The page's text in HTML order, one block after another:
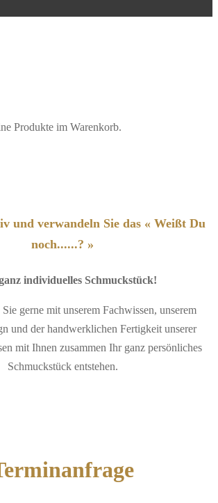
Produkte im Warenkorb.
und verwandeln Sie das « Weißt Du
noch......? »
individuelles Schmuckstück!
gerne mit unserem Fachwissen, unserem
und der handwerklichen Fertigkeit unserer
mit Ihnen zusammen Ihr ganz persönliches
Schmuckstück entstehen.